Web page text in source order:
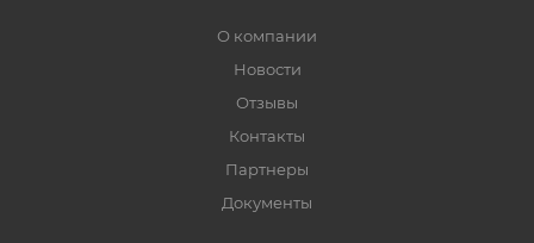
О компании
Новости
Отзывы
Контакты
Партнеры
Документы